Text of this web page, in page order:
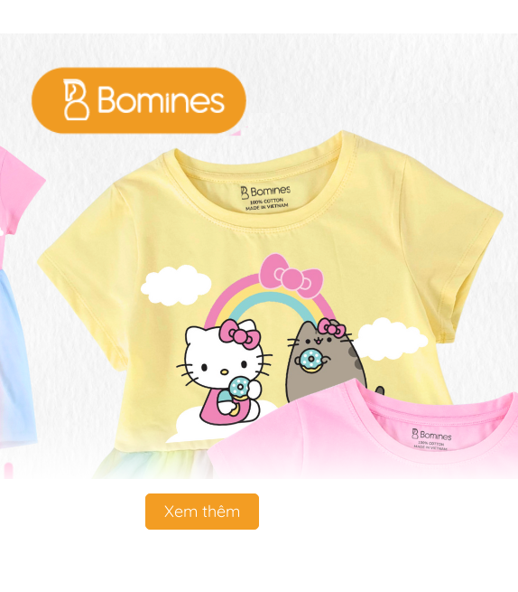
Xem thêm